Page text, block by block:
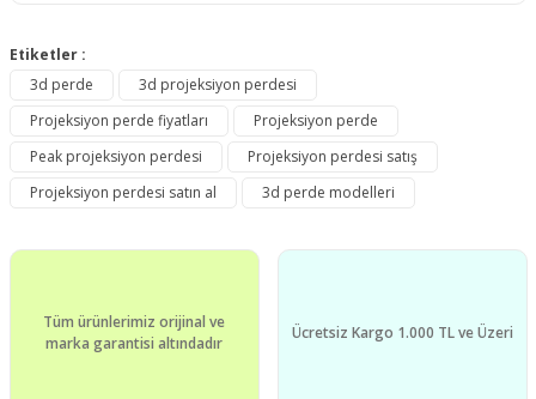
Etiketler :
3d perde
3d projeksiyon perdesi
Projeksiyon perde fiyatları
Projeksiyon perde
Peak projeksiyon perdesi
Projeksiyon perdesi satış
Projeksiyon perdesi satın al
3d perde modelleri
Tüm ürünlerimiz orijinal ve
marka garantisi altındadır
Ücretsiz Kargo 1.000 TL ve Üzeri